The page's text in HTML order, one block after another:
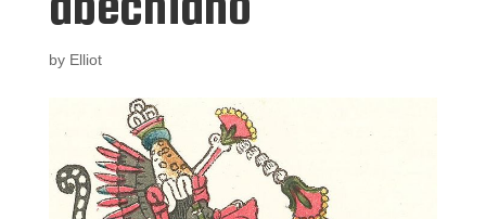
by Elliot